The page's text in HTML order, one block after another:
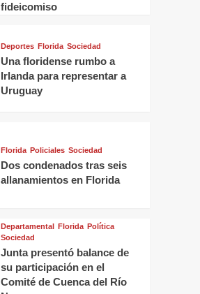
fideicomiso
Deportes Florida Sociedad
Una floridense rumbo a
Irlanda para representar a
Uruguay
Florida Policiales Sociedad
Dos condenados tras seis
allanamientos en Florida
Departamental Florida Política
Sociedad
Junta presentó balance de
su participación en el
Comité de Cuenca del Río